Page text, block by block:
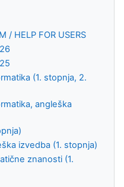
/ HELP FOR USERS
(1. stopnja, 2.
angleška
izvedba (1. stopnja)
znanosti (1.